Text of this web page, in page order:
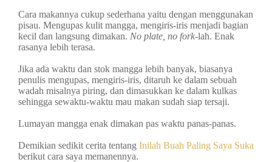
Cara makannya cukup sederhana yaitu dengan menggunakan
pisau. Mengupas kulit mangga, mengiris-iris menjadi bagian
kecil dan langsung dimakan. No plate, no fork-lah. Enak
rasanya lebih terasa.
Jika ada waktu dan stok mangga lebih banyak, biasanya
penulis mengupas, mengiris-iris, ditaruh ke dalam sebuah
wadah misalnya piring, dan dimasukkan ke dalam kulkas
sehingga sewaktu-waktu mau makan sudah siap tersaji.
Lumayan mangga enak dimakan pas waktu panas-panas.
Demikian sedikit cerita tentang Inilah Buah Paling Saya Suka
berikut cara saya memanennya.